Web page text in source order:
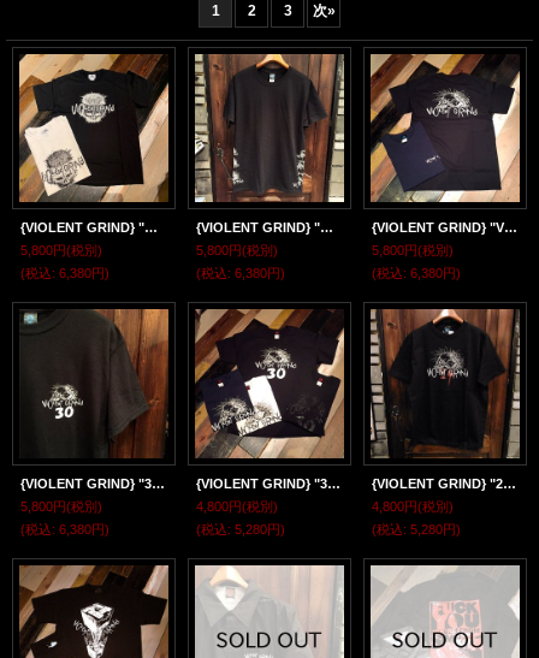
1 2 3 次»
{VIOLENT GRIND} "Niikura Skull" S/S T-SH
5,800円(税別)
(税込: 6,380円)
{VIOLENT GRIND} "HAND PRINT" S/S T-SH
5,800円(税別)
(税込: 6,380円)
{VIOLENT GRIND} "ViOLeNT GRiNd" S/S T-SH
5,800円(税別)
(税込: 6,380円)
{VIOLENT GRIND} "30th FUCK YOU" S/S T-SH
5,800円(税別)
(税込: 6,380円)
{VIOLENT GRIND} "30th" S/S T-SH
4,800円(税別)
(税込: 5,280円)
{VIOLENT GRIND} "24PUS" S/S T-SH
4,800円(税別)
(税込: 5,280円)